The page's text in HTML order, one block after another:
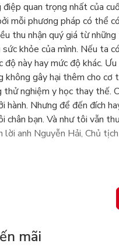
quan trọng nhất của
mỗi phương pháp có thể
thu nhận quý giá từ
sức khỏe của mình. Nếu ta
độ này hay mức độ khác.
không gây hại thêm cho cơ
thử nghiệm y học thay thế.
hành. Nhưng để đến đích
chân bạn. Và như tôi vẫn
lời anh Nguyễn Hải, Chủ
mãi